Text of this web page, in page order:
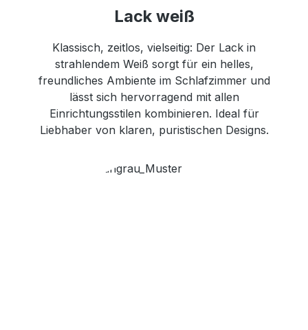
Lack weiß
Klassisch, zeitlos, vielseitig: Der Lack in
strahlendem Weiß sorgt für ein helles,
freundliches Ambiente im Schlafzimmer und
lässt sich hervorragend mit allen
Einrichtungsstilen kombinieren. Ideal für
Liebhaber von klaren, puristischen Designs.